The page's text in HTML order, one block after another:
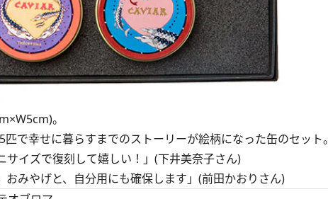
。
で幸せに暮らすまでのストーリーが絵柄になった缶のセット。
サイズで復刻して嬉しい！」(下井美奈子さん)
おみやげと、自分用にも確保します」(前田かおりさん)